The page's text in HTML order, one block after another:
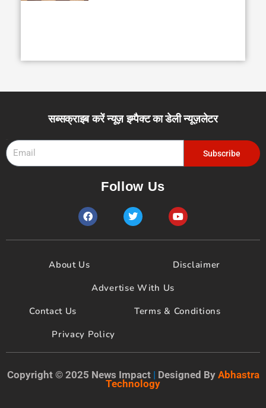
सब्सक्राइब करें न्यूज़ इम्पैक्ट का डेली न्यूज़लेटर
Subscribe
Follow Us
F
a
e
o
T
w
t
Y
o
t
b
e
About Us
Disclaimer
Advertise With Us
Contact Us
Terms & Conditions
Privacy Policy
Copyright © 2025 News Impact | Designed By Abhastra
Technology